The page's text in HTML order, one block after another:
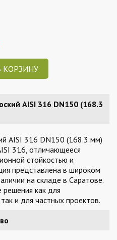
AISI 316 DN150 (168.3
AISI 316 DN150 (168.3 мм)
316, отличающееся
стойкостью и
представлена в широком
на складе в Саратове.
как для
и для частных проектов.